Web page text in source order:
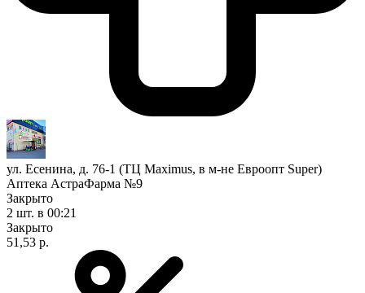
ул. Есенина, д. 76-1 (ТЦ Maximus, в м-не Евроопт Super)
Аптека АстраФарма №9
Закрыто
2 шт. в 00:21
Закрыто
51,53 р.